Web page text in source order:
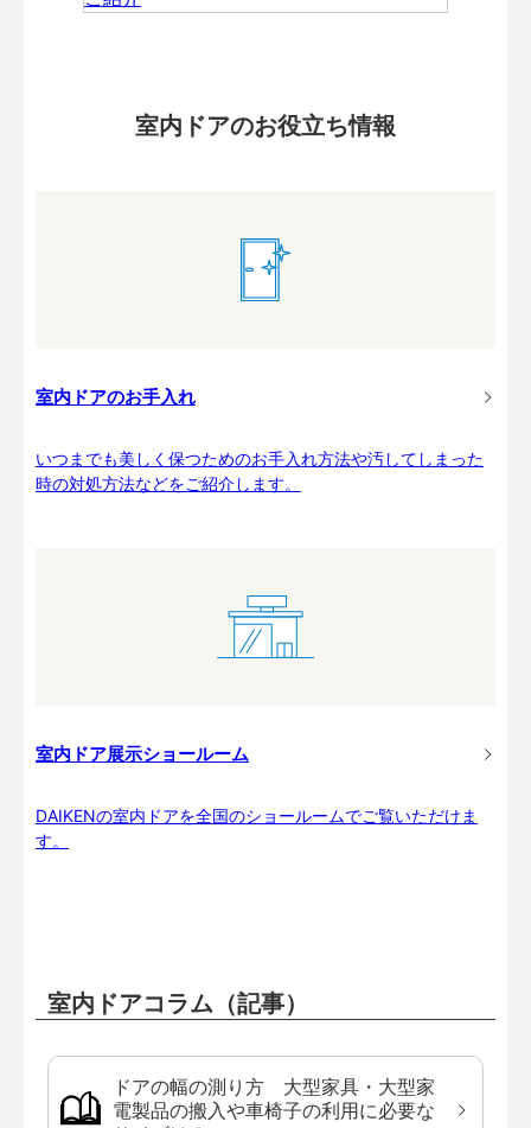
室内ドアのお役立ち情報
室内ドアのお手入れ
いつまでも美しく保つためのお手入れ方法や汚してしまった
時の対処方法などをご紹介します。
室内ドア展示ショールーム
DAIKENの室内ドアを全国のショールームでご覧いただけま
す。
室内ドアコラム（記事）
ドアの幅の測り方 大型家具・大型家
電製品の搬入や車椅子の利用に必要な